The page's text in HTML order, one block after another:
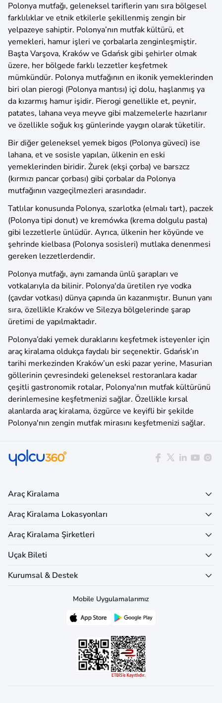
Polonya mutfağı, geleneksel tariflerin yanı sıra bölgesel
farklılıklar ve etnik etkilerle şekillenmiş zengin bir
yelpazeye sahiptir. Polonya’nın mutfak kültürü, et
yemekleri, hamur işleri ve çorbalarla zenginleşmiştir.
Başta Varşova, Kraków ve Gdańsk gibi şehirler olmak
üzere, her bölgede farklı lezzetler keşfetmek
mümkündür. Polonya mutfağının en ikonik yemeklerinden
biri olan pierogi (Polonya mantısı) içi dolu, haşlanmış ya
da kızarmış hamur işidir. Pierogi genellikle et, peynir,
patates, lahana veya meyve gibi malzemelerle hazırlanır
ve özellikle soğuk kış günlerinde yaygın olarak tüketilir.
Bir diğer geleneksel yemek bigos (Polonya güveci) ise
lahana, et ve sosisle yapılan, ülkenin en eski
yemeklerinden biridir. Żurek (ekşi çorba) ve barszcz
(kırmızı pancar çorbası) gibi çorbalar da Polonya
mutfağının vazgeçilmezleri arasındadır.
Tatlılar konusunda Polonya, szarlotka (elmalı tart), paczek
(Polonya tipi donut) ve kremówka (krema dolgulu pasta)
gibi lezzetlerle ünlüdür. Ayrıca, ülkenin her köyünde ve
şehrinde kielbasa (Polonya sosisleri) mutlaka denenmesi
gereken lezzetlerdendir.
Polonya mutfağı, aynı zamanda ünlü şarapları ve
votkalarıyla da bilinir. Polonya'da üretilen rye vodka
(çavdar votkası) dünya çapında ün kazanmıştır. Bunun yanı
sıra, özellikle Kraków ve Silezya bölgelerinde şarap
üretimi de yapılmaktadır.
Polonya’daki yemek duraklarını keşfetmek isteyenler için
araç kiralama oldukça faydalı bir seçenektir. Gdańsk’ın
tarihi merkezinden Kraków’un eski pazar yerine, Masurian
göllerinin çevresindeki geleneksel restoranlara kadar
çeşitli gastronomik rotalar, Polonya'nın mutfak kültürünü
derinlemesine keşfetmenizi sağlar. Özellikle kırsal
alanlarda araç kiralama, özgürce ve keyifli bir şekilde
Polonya'nın zengin mutfak mirasını keşfetmenizi sağlar.
Araç Kiralama
Araç Kiralama Lokasyonları
Araç Kiralama Şirketleri
Uçak Bileti
Kurumsal & Destek
Mobile Uygulamalarımız